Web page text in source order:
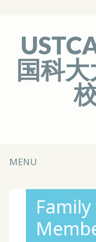
国科
Main
Skip
MENU
Family